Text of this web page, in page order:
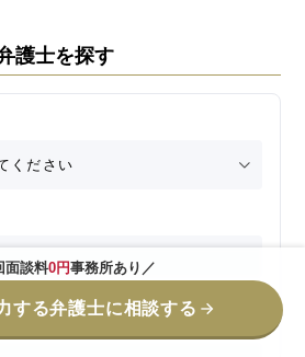
護士を探す
面談料0円事務所あり／
する弁護士に相談する